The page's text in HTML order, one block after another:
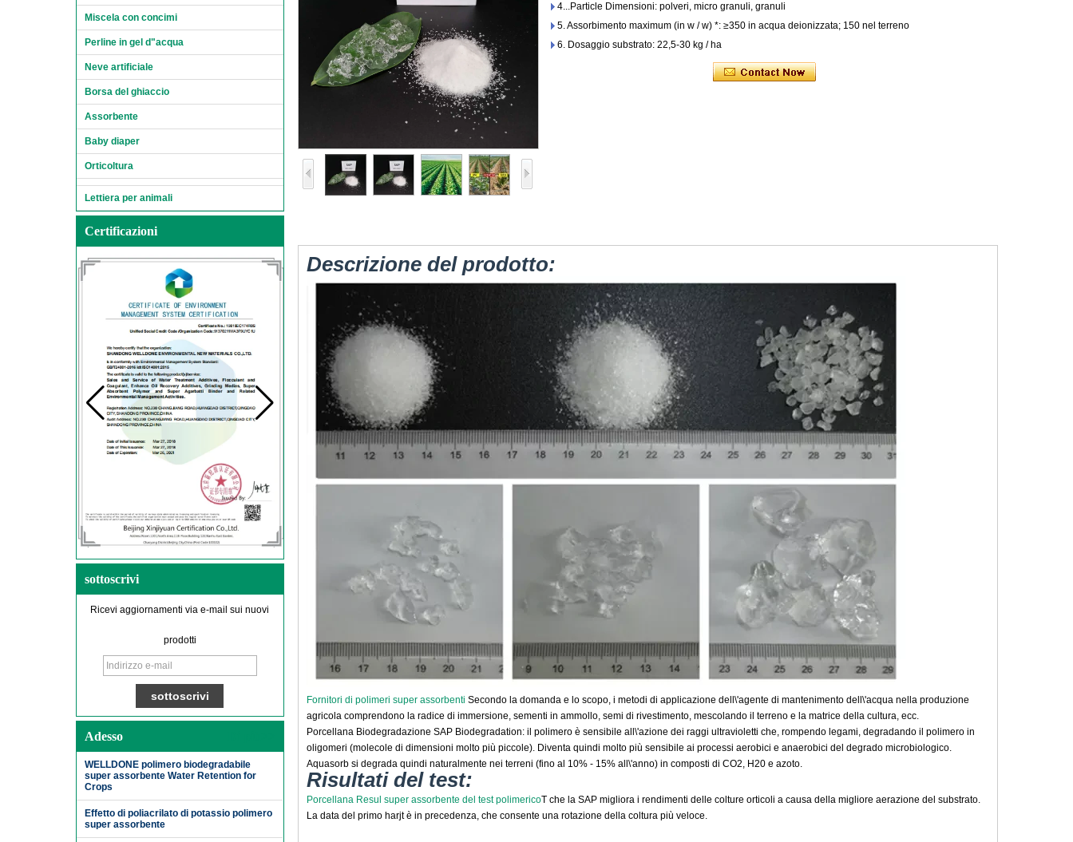
Miscela con concimi
Perline in gel d"acqua
Neve artificiale
Borsa del ghiaccio
Assorbente
Baby diaper
Orticoltura
Lettiera per animali
Certificazioni
sottoscrivi
Ricevi aggiornamenti via e-mail sui nuovi
prodotti
Adesso
WELLDONE polimero biodegradabile
super assorbente Water Retention for
Crops
Effetto di poliacrilato di potassio polimero
super assorbente
4...Particle Dimensioni: polveri, micro granuli, granuli
5. Assorbimento maximum (in w / w) *: ≥350 in acqua deionizzata; 150 nel terreno
6. Dosaggio substrato: 22,5-30 kg / ha
Descrizione del prodotto:
Fornitori di polimeri super assorbenti Secondo la domanda e lo scopo, i metodi di applicazione dell\'agente di mantenimento dell\'acqua nella produzione
agricola comprendono la radice di immersione, sementi in ammollo, semi di rivestimento, mescolando il terreno e la matrice della cultura, ecc.
Porcellana Biodegradazione SAP Biodegradation: il polimero è sensibile all\'azione dei raggi ultravioletti che, rompendo legami, degradando il polimero in
oligomeri (molecole di dimensioni molto più piccole). Diventa quindi molto più sensibile ai processi aerobici e anaerobici del degrado microbiologico.
Aquasorb si degrada quindi naturalmente nei terreni (fino al 10% - 15% all\'anno) in composti di CO2, H20 e azoto.
Risultati del test:
Porcellana Resul super assorbente del test polimericoT che la SAP migliora i rendimenti delle colture orticoli a causa della migliore aerazione del substrato.
La data del primo harjt è in precedenza, che consente una rotazione della coltura più veloce.